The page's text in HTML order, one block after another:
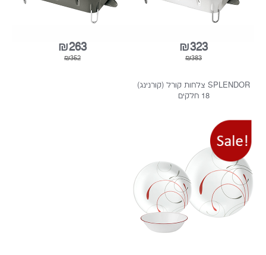
₪323
₪383
SPLENDOR צלחות קורל (קורנינג)
18 חלקים